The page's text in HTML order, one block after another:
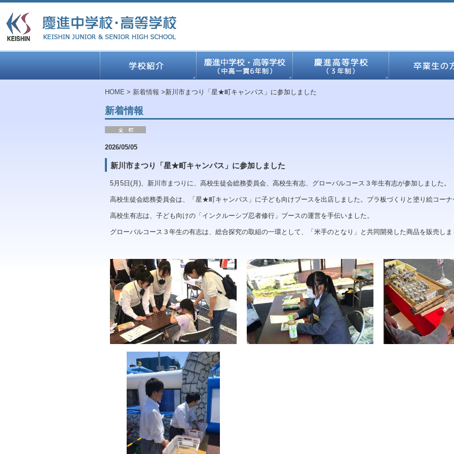
HOME > 新着情報 >新川市まつり「星★町キャンパス」に参加しました
新着情報
2026/05/05
新川市まつり「星★町キャンパス」に参加しました
5月 5 日 (月 )、新川市まつりに、高校生徒会総務委員会、高校生有志、グローバルコース３年生有志が参加しました。
高校生徒会総務委員会は、「星★町キャンパス」に子ども向けブースを出店しました。プラ板づくりと塗り絵コー
高校生有志は、子ども向けの「インクルーシブ忍者修行」ブースの運営を手伝いました。
グローバルコース３年生の有志は、総合探究の取組の一環として、「米手のとなり」と共同開発した商品を販売し